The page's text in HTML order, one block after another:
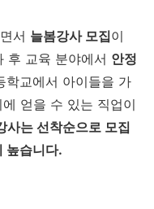
서 늘봄강사 모집이
후 교육 분야에서 안정
학교에서 아이들을 가
에 얻을 수 있는 직업이
사는 선착순으로 모집
높습니다.